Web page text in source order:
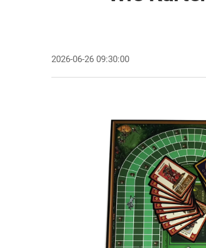
2026-06-26 09:30:00